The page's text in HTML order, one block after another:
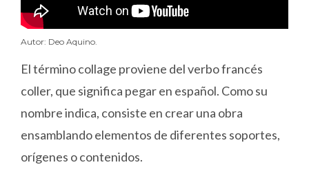
Autor: Deo Aquino.
El término collage proviene del verbo francés
coller, que significa pegar en español. Como su
nombre indica, consiste en crear una obra
ensamblando elementos de diferentes soportes,
orígenes o contenidos.